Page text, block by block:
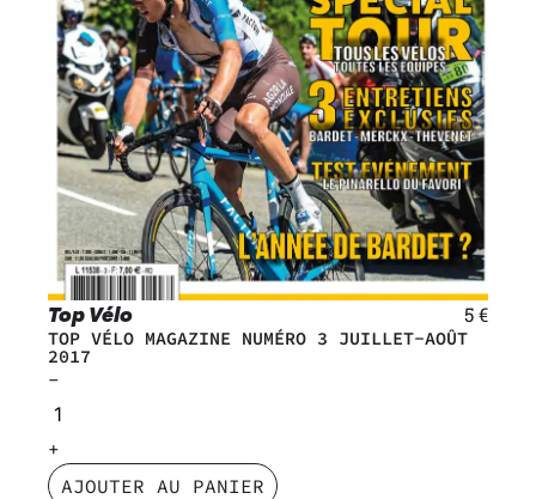
Top Vélo 5€
TOP VÉLO MAGAZINE NUMÉRO 3 JUILLET-AOÛT
2017
AJOUTER AU PANIER